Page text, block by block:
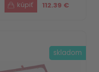
112.39 €
skladom